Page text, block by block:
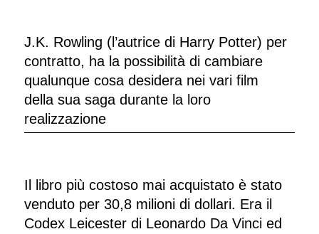
J.K. Rowling (l’autrice di Harry Potter) per
contratto, ha la possibilità di cambiare
qualunque cosa desidera nei vari film
della sua saga durante la loro
realizzazione
Il libro più costoso mai acquistato è stato
venduto per 30,8 milioni di dollari. Era il
Codex Leicester di Leonardo Da Vinci ed